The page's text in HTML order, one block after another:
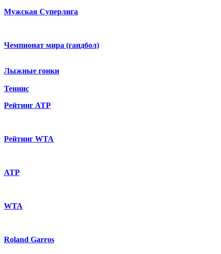
Мужская Суперлига
Чемпионат мира (гандбол)
Лыжные гонки
Теннис
Рейтинг ATP
Рейтинг WTA
ATP
WTA
Roland Garros